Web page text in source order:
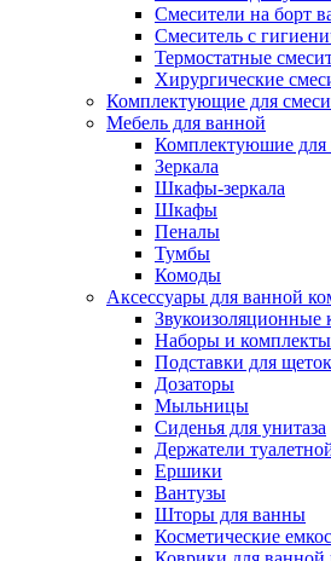
Смесители на борт
Смеситель с
Термостатные
Хирургические
Комплектующие для
Мебель для ванной
Комплектуюшие для
Зеркала
Шкафы-зеркала
Шкафы
Пеналы
Тумбы
Комоды
Аксессуары для ванной
Звукоизоляционные
Наборы и комплекты
Подставки для щеток
Дозаторы
Мыльницы
Сиденья для унитаза
Держатели
Ершики
Вантузы
Шторы для ванны
Косметические